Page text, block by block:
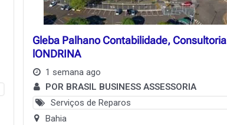
Gleba Palhano Contabilidade, Consultoria
lONDRINA
1 semana ago
POR BRASIL BUSINESS ASSESSORIA
Serviços de Reparos
Bahia